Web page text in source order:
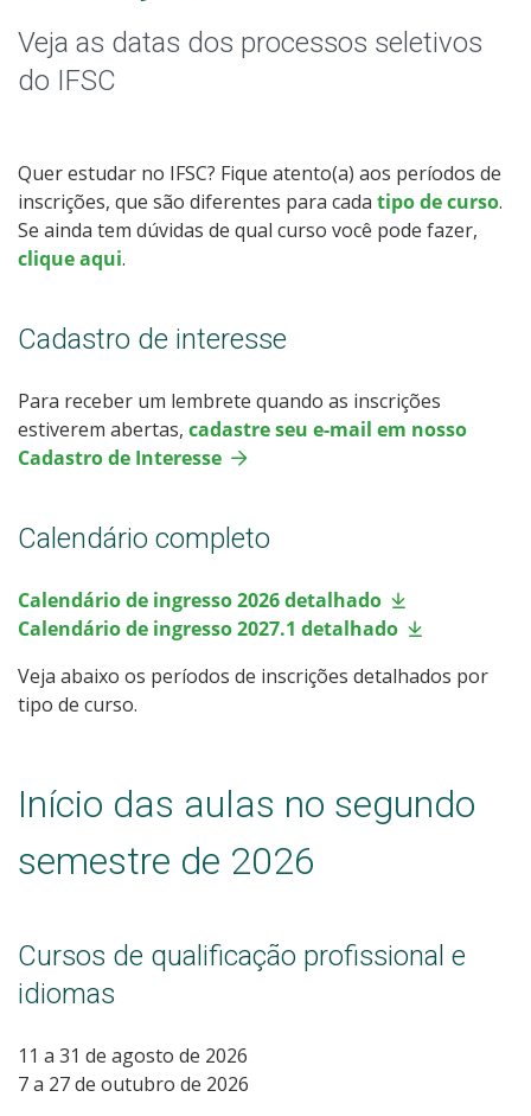
Especialização
Todos os cursos
Resultado das vagas remanescentes
Calendário de inscrições
Processos Seletivos
Cotas
Orientações para Matrícula
Vagas Ociosas
Provas e Gabaritos
Estatísticas dos Processos Seletivos
Veja as datas dos processos seletivos
do IFSC
Quer estudar no IFSC? Fique atento(a) aos períodos de
inscrições, que são diferentes para cada tipo de curso.
Se ainda tem dúvidas de qual curso você pode fazer,
clique aqui.
Cadastro de interesse
Para receber um lembrete quando as inscrições
estiverem abertas, cadastre seu e-mail em nosso
Cadastro de Interesse
Calendário completo
Calendário de ingresso 2026 detalhado
Calendário de ingresso 2027.1 detalhado
Veja abaixo os períodos de inscrições detalhados por
tipo de curso.
Início das aulas no segundo
semestre de 2026
Cursos de qualificação profissional e
idiomas
11 a 31 de agosto de 2026
7 a 27 de outubro de 2026